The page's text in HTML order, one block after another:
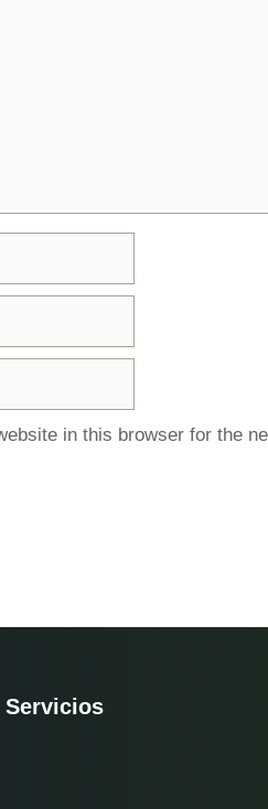
in this browser for the
Servicios